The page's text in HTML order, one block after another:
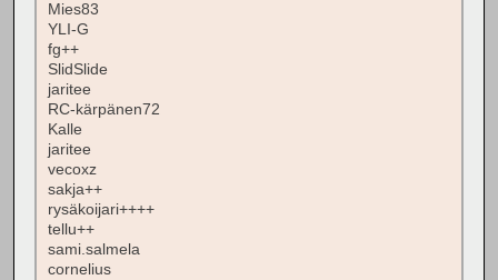
Mies83
YLI-G
fg++
SlidSlide
jaritee
RC-kärpänen72
Kalle
jaritee
vecoxz
sakja++
rysäkoijari++++
tellu++
sami.salmela
cornelius